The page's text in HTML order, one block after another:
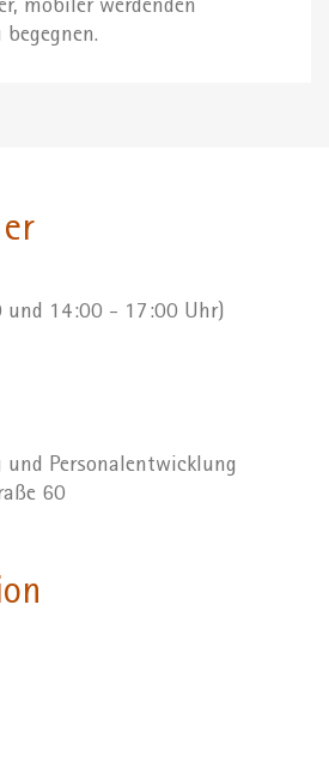
mobiler werdenden
und 14:00 - 17:00 Uhr)
Personalentwicklung
60